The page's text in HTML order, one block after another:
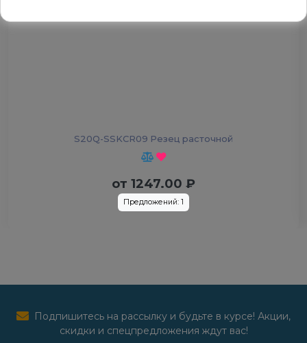
S20Q-SSKCR09 Резец расточной
от 1247.00 ₽
Предложений: 1
Подпишитесь на рассылку и будьте в курсе! Акции,
скидки и спецпредложения ждут вас!